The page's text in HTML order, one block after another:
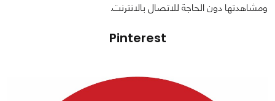
ومشاهدتها دون الحاجة للاتصال بالانترنت.
Pinterest